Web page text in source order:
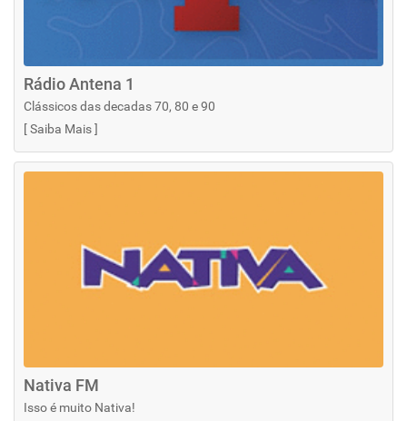
Rádio Antena 1
Clássicos das decadas 70, 80 e 90
[Saiba Mais]
Nativa FM
Isso é muito Nativa!